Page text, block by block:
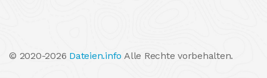
© 2020-2026 Dateien.info Alle Rechte vorbehalten.